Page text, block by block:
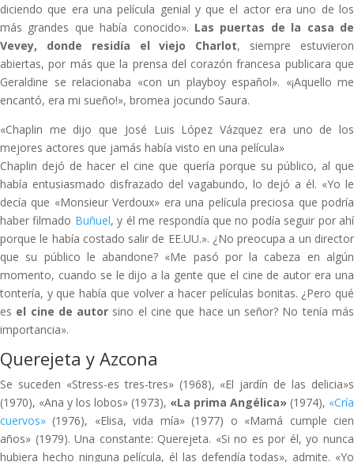
diciendo que era una película genial y que el actor era uno de los
más grandes que había conocido». Las puertas de la casa de
Vevey, donde residía el viejo Charlot, siempre estuvieron
abiertas, por más que la prensa del corazón francesa publicara que
Geraldine se relacionaba «con un playboy español». «¡Aquello me
encantó, era mi sueño!», bromea jocundo Saura.
«Chaplin me dijo que José Luis López Vázquez era uno de los
mejores actores que jamás había visto en una película»
Chaplin dejó de hacer el cine que quería porque su público, al que
había entusiasmado disfrazado del vagabundo, lo dejó a él. «Yo le
decía que «Monsieur Verdoux» era una película preciosa que podría
haber filmado Buñuel, y él me respondía que no podía seguir por ahí
porque le había costado salir de EE.UU.». ¿No preocupa a un director
que su público le abandone? «Me pasó por la cabeza en algún
momento, cuando se le dijo a la gente que el cine de autor era una
tontería, y que había que volver a hacer películas bonitas. ¿Pero qué
es el cine de autor sino el cine que hace un señor? No tenía más
importancia».
Querejeta y Azcona
Se suceden «Stress-es tres-tres» (1968), «El jardín de las delicia»s
(1970), «Ana y los lobos» (1973), «La prima Angélica» (1974), «Cría
cuervos» (1976), «Elisa, vida mía» (1977) o «Mamá cumple cien
años» (1979). Una constante: Querejeta. «Si no es por él, yo nunca
hubiera hecho ninguna película, él las defendía todas», admite. «Yo